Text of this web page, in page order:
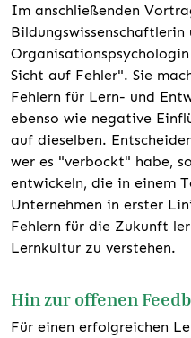
Im anschließenden
Sicht auf Fehler". Sie
Fehlern für Lern- und
ebenso wie negative
auf dieselben.
wer es "verbockt" habe,
entwickeln, die in einem
Unternehmen in erster
Fehlern für die Zukunft
Lernkultur zu verstehen.
Hin zur offenen
Für einen erfolgreichen